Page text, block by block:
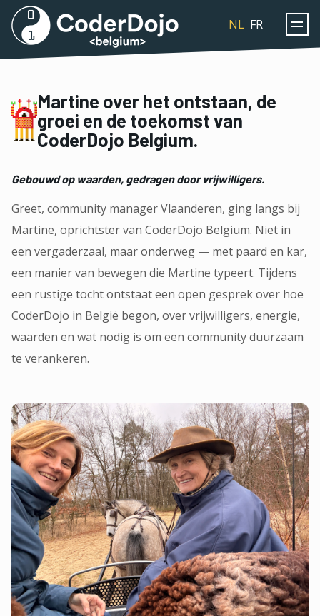
CoderdojoNL FR
Martine over het ontstaan, de
groei en de toekomst van
CoderDojo Belgium.
Gebouwd op waarden, gedragen door vrijwilligers.
Greet, community manager Vlaanderen, ging langs bij
Martine, oprichtster van CoderDojo Belgium. Niet in
een vergaderzaal, maar onderweg — met paard en kar,
een manier van bewegen die Martine typeert. Tijdens
een rustige tocht ontstaat een open gesprek over hoe
CoderDojo in België begon, over vrijwilligers, energie,
waarden en wat nodig is om een community duurzaam
te verankeren.